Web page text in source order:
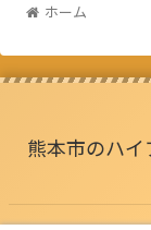
ホーム
熊本市のハイ